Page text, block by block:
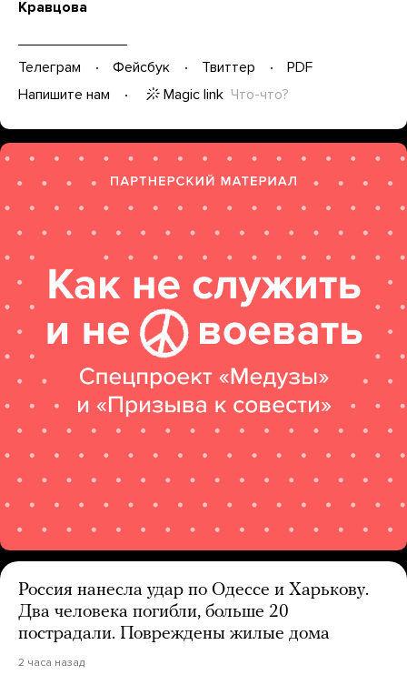
Кравцова
Телеграм Фейсбук Твиттер
PDF
Напишите нам
Magic link Что-что?
Россия нанесла удар по Одессе и Харькову.
Два человека погибли, больше 20
пострадали. Повреждены жилые дома
2 часа назад